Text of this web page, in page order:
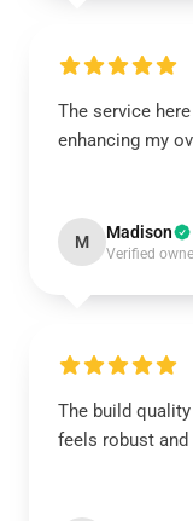
The service
enhancing my
M Madison
Verified
The build
feels robust